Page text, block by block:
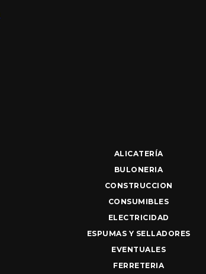
ALICATERÍA
BULONERIA
CONSTRUCCION
CONSUMIBLES
ELECTRICIDAD
ESPUMAS Y SELLADORES
EVENTUALES
FERRETERIA